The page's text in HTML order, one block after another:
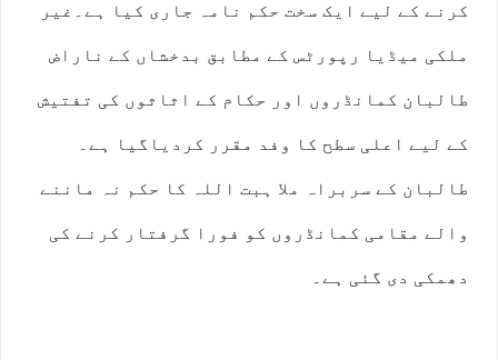
کرنے کے لیے ایک سخت حکم نامہ جاری کیا ہے۔غیر
ملکی میڈیا رپورٹس کے مطابق بدخشاں کے ناراض
طالبان کمانڈروں اور حکام کے اثاثوں کی تفتیش
کے لیے اعلی سطح کا وفد مقرر کردیاگیا ہے۔
طالبان کے سربراہ ملا ہبت اللہ کا حکم نہ ماننے
والے مقامی کمانڈروں کو فورا گرفتار کرنے کی
دھمکی دی گئی ہے۔